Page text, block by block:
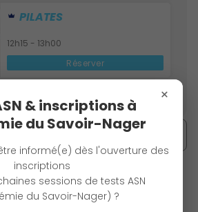
PILATES
12h15 - 13h00
Réserver
= Activité Premium
Télécharger le planning
×
& inscriptions à
du Savoir-Nager
informé(e) dès l'ouverture des
inscriptions
sessions de tests ASN
du Savoir-Nager) ?